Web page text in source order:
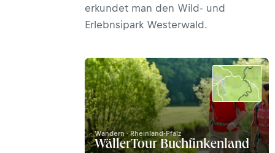
erkundet man den Wild- und
Erlebnsipark Westerwald.
Wandern · Rheinland-Pfalz
WällerTour Buchfinkenland